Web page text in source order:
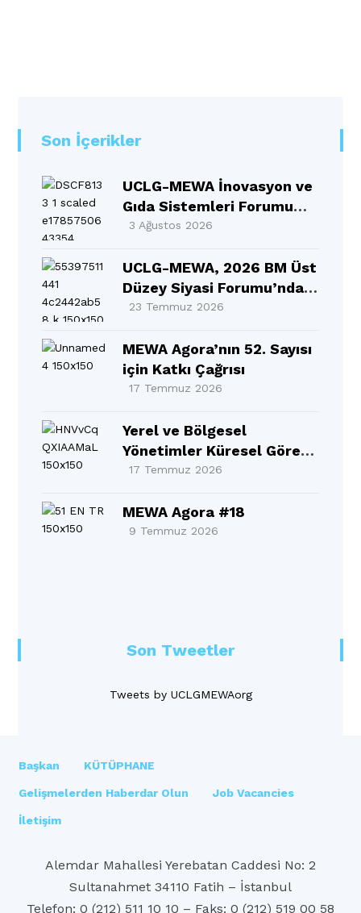
Son İçerikler
UCLG-MEWA İnovasyon ve
Gıda Sistemleri Forumu
Selçuklu’da Gerçekleşti
3 Ağustos 2026
UCLG-MEWA, 2026 BM Üst
Düzey Siyasi Forumu’nda
MEWA Bölgesinin Sesi
23 Temmuz 2026
MEWA Agora’nın 52. Sayısı
için Katkı Çağrısı
17 Temmuz 2026
Yerel ve Bölgesel
Yönetimler Küresel Görev
Gücü 10. Yıllık Raporu BM
Forumu’nda (HLPF)
resmen tanıtıldı!
17 Temmuz 2026
MEWA Agora #18
9 Temmuz 2026
Son Tweetler
Tweets by UCLGMEWAorg
Başkan KÜTÜPHANE
Gelişmelerden Haberdar Olun Job Vacancies
İletişim
Alemdar Mahallesi Yerebatan Caddesi No: 2
Sultanahmet 34110 Fatih – İstanbul
Telefon: 0 (212) 511 10 10 – Faks: 0 (212) 519 00 58